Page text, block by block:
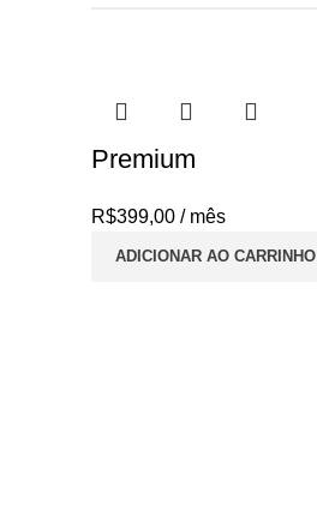
Premium
R$399,00 / mês
ADICIONAR AO CARRINHO